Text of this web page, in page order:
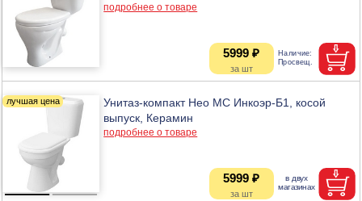
подробнее о товаре
5999 ₽
Унитаз-компакт Нео МС Инкоэр-Б1, косой
выпуск, Керамин
подробнее о товаре
5999 ₽